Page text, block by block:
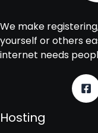
We make
yourself or others
internet needs
Hosting